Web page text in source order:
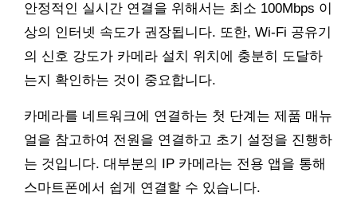
안정적인 실시간 연결을 위해서는 최소 100Mbps 이
상의 인터넷 속도가 권장됩니다. 또한, Wi-Fi 공유기
의 신호 강도가 카메라 설치 위치에 충분히 도달하
는지 확인하는 것이 중요합니다.
카메라를 네트워크에 연결하는 첫 단계는 제품 매뉴
얼을 참고하여 전원을 연결하고 초기 설정을 진행하
는 것입니다. 대부분의 IP 카메라는 전용 앱을 통해
스마트폰에서 쉽게 연결할 수 있습니다.